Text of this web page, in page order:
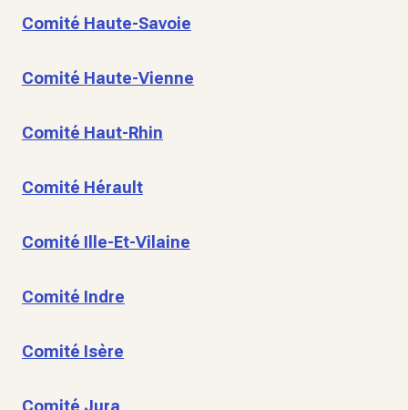
Comité Haute-Savoie
Comité Haute-Vienne
Comité Haut-Rhin
Comité Hérault
Comité Ille-Et-Vilaine
Comité Indre
Comité Isère
Comité Jura